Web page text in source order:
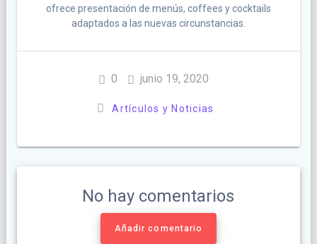
ofrece presentación de menús, coffees y cocktails
adaptados a las nuevas circunstancias.
0 junio 19, 2020
Artículos y Noticias
No hay comentarios
Añadir comentario